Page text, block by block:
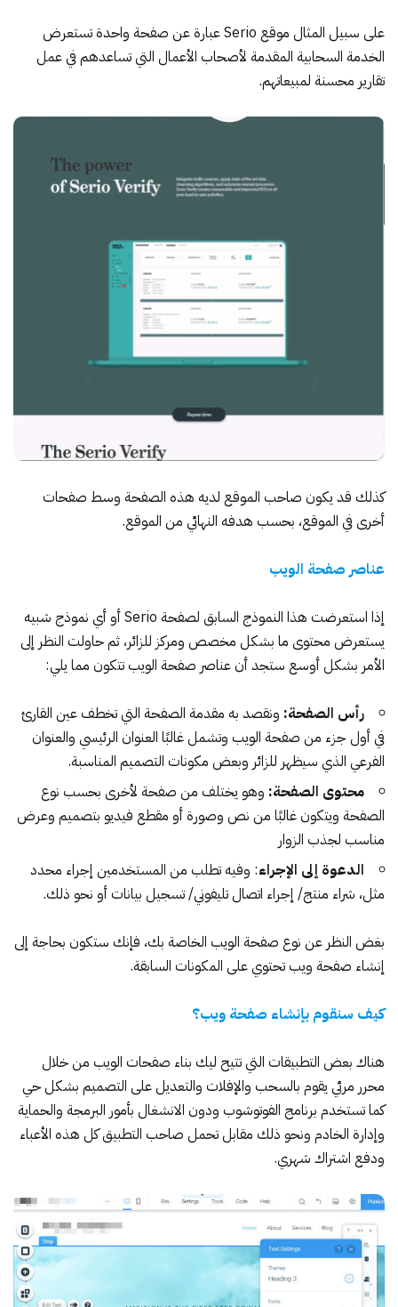
على سبيل المثال موقع Serio
عبارة عن صفحة واحدة تستعرض
الخدمة السحابية المقدمة لأصحاب الأعمال التي تساعدهم في عمل
تقارير محسنة لمبيعاتهم.
كذلك قد يكون صاحب الموقع لديه هذه الصفحة وسط صفحات
أخرى في الموقع، بحسب هدفه النهائي من الموقع.
عناصر صفحة الويب
إذا استعرضت هذا النموذج السابق لصفحة Serio أو أي نموذج شبيه
يستعرض محتوى ما بشكل مخصص ومركز للزائر، ثم حاولت النظر إلى
الأمر بشكل أوسع ستجد أن عناصر صفحة الويب تتكون مما يلي:
رأس الصفحة: ونقصد به مقدمة الصفحة التي تخطف عين القارئ
في أول جزء من صفحة الويب وتشمل غالبًا العنوان الرئيسي والعنوان
الفرعي الذي سيظهر للزائر وبعض مكونات التصميم المناسبة.
محتوى الصفحة: وهو يختلف من صفحة لأخرى بحسب نوع
الصفحة ويتكون غالبًا من نص وصورة أو مقطع فيديو بتصميم وعرض
مناسب لجذب الزوار
الدعوة إلى الإجراء: وفيه تطلب من المستخدمين إجراء محدد
مثل، شراء منتج/ إجراء اتصال تليفوني/ تسجيل بيانات أو نحو ذلك.
بغض النظر عن نوع صفحة الويب الخاصة بك، فإنك ستكون بحاجة إلى
إنشاء صفحة ويب تحتوي على المكونات السابقة.
كيف سنقوم بإنشاء صفحة ويب؟
هناك بعض التطبيقات التي تتيح ليك بناء صفحات الويب من خلال
محرر مرئي يقوم بالسحب والإفلات والتعديل على التصميم بشكل حي
كما تستخدم برنامج الفوتوشوب ودون الانشغال بأمور البرمجة والحماية
وإدارة الخادم ونحو ذلك مقابل تحمل صاحب التطبيق كل هذه الأعباء
ودفع اشتراك شهري.